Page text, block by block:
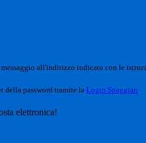
all'indirizzo indicato con le
della password tramite la Login Spaggiari
elettronica!